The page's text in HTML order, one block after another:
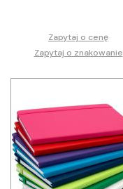
Zapytaj o cenę
Zapytaj o znakowanie